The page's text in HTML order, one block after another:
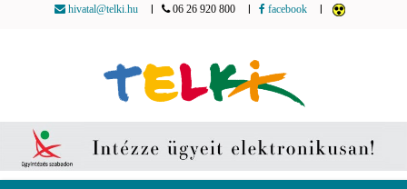
hivatal@telki.hu 06 26 920 800 facebook